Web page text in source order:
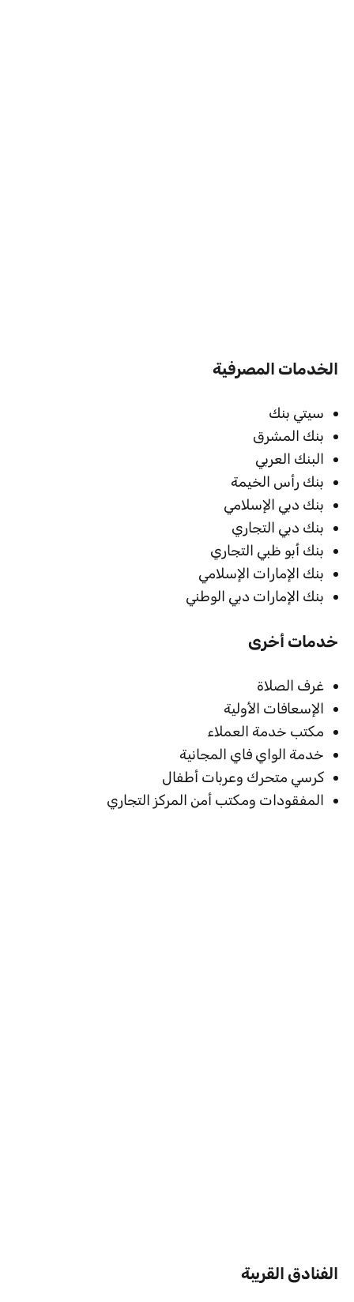
الخدمات المصرفية
سيتي بنك
بنك المشرق
البنك العربي
بنك رأس الخيمة
بنك دبي الإسلامي
بنك دبي التجاري
بنك أبو ظبي التجاري
بنك الإمارات الإسلامي
بنك الإمارات دبي الوطني
خدمات أخرى
غرف الصلاة
الإسعافات الأولية
مكتب خدمة العملاء
خدمة الواي فاي المجانية
كرسي متحرك وعربات أطفال
المفقودات ومكتب أمن المركز التجاري
الفنادق القريبة